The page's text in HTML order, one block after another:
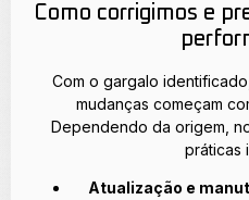
Como corrigimos e
Com o gargalo
mudanças começam
Dependendo da origem,
práticas
Atualização e